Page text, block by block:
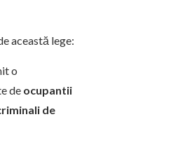
această lege:
o
de ocupantii
de